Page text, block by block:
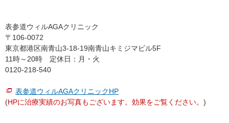
表参道ウィルAGAクリニック
〒106-0072
東京都港区南青山3-18-19南青山キミジマビル5F
11時～20時 定休日：月・火
0120‐218‐540
表参道ウィルAGAクリニックHP
(HPに治療実績のお写真もございます。効果をご覧ください。 )